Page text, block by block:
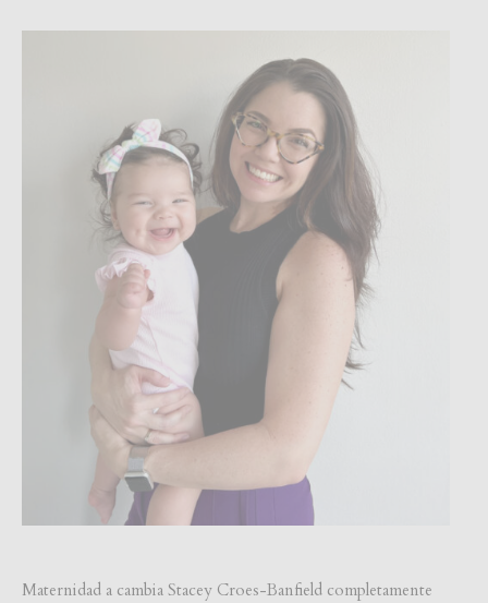
Maternidad a cambia Stacey Croes-Banfield completamente